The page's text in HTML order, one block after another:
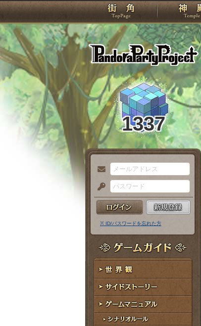
TOP
1337
メ
ー
ル
ア
ド
レ
ス
パ
ス
ー
ド
※ ID/パスワードを忘れた方
ゲームガイド
世界観
サイドストーリー
ゲームマニュアル